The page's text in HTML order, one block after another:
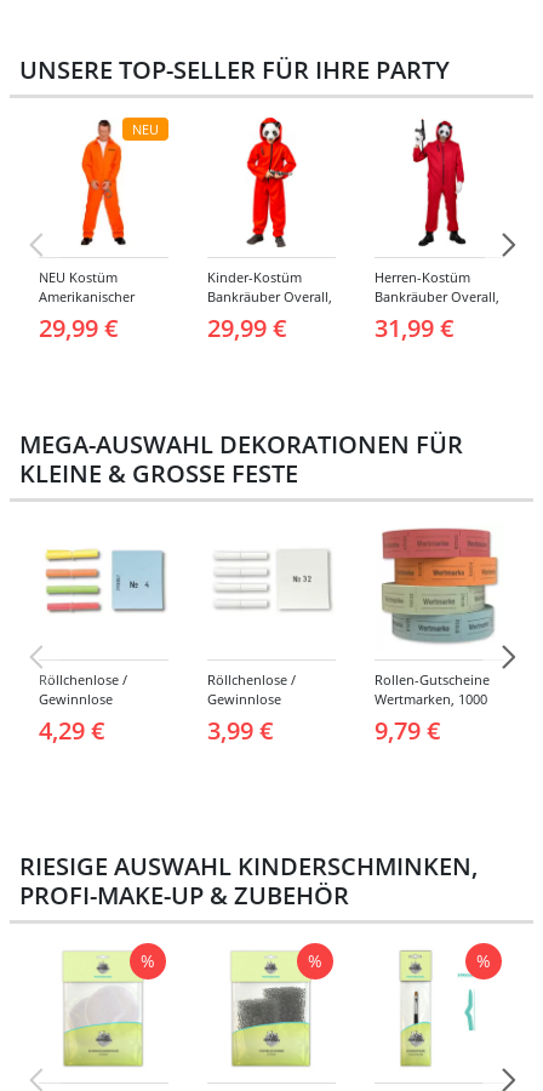
UNSERE TOP-SELLER FÜR IHRE PARTY
NEU
NEU Kostüm
Amerikanischer
Overall, Orange -
29,99 €
Kinder-Kostüm
Bankräuber Overall,
29,99 €
Herren-Kostüm
Bankräuber Overall,
31,99 €
MEGA-AUSWAHL DEKORATIONEN FÜR
KLEINE & GROSSE FESTE
Röllchenlose /
Gewinnlose
Tombola, Treffer,
bunt - Nummern 1-
4,29 €
Röllchenlose /
Gewinnlose
Tombola, Treffer,
weiß - Verschiedene
3,99 €
Rollen-Gutscheine
Wertmarken, 1000
Abrisse -
Verschiedene
9,79 €
RIESIGE AUSWAHL KINDERSCHMINKEN,
PROFI-MAKE-UP & ZUBEHÖR
% % %